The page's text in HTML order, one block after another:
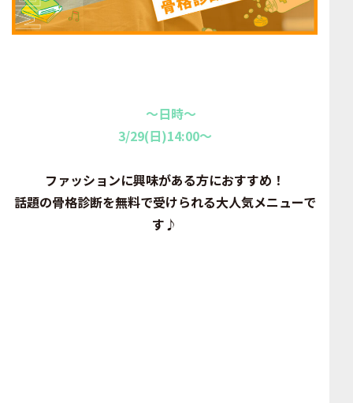
～日時～
3/29(日)14:00～
ファッションに興味がある方におすすめ！
話題の骨格診断を無料で受けられる大人気メニューで
す♪